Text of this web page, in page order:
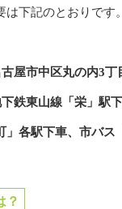
下記のとおりです。
屋市中区丸の内3丁
鉄東山線「栄」駅
」各駅下車、市バス
？